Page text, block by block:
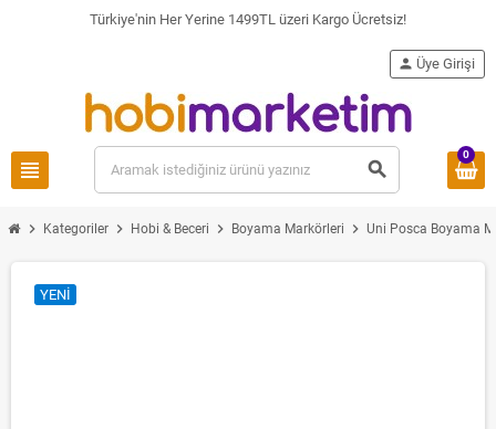
Türkiye'nin Her Yerine 1499TL üzeri Kargo Ücretsiz!
view_headline search
person Üye Girişi
0
chevron_right Kategoriler chevron_right Hobi & Beceri chevron_right Boyama Markörleri chevron_right Uni Posca Boyama
YENI